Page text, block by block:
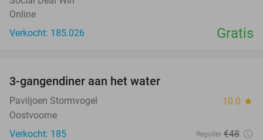
Online
Verkocht: 185.026
Gratis
3-gangendiner aan het water
Paviljoen Stormvogel 10.0 star
Oostvoorne
Verkocht: 185
Regulier €48